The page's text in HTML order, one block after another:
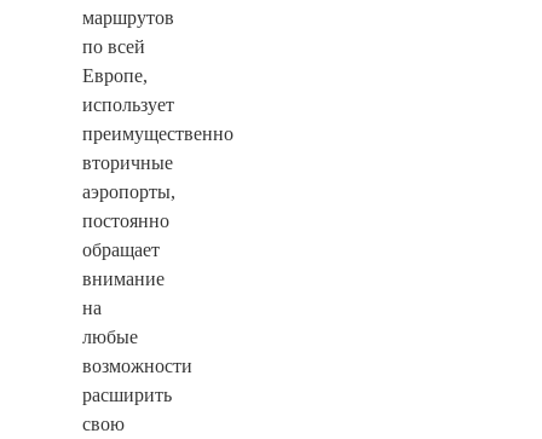
маршрутов
по всей
Европе,
использует
преимущественно
вторичные
аэропорты,
постоянно
обращает
внимание
на
любые
возможности
расширить
свою